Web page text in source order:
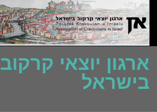
ארגון יוצאי קרקוב
בישראל